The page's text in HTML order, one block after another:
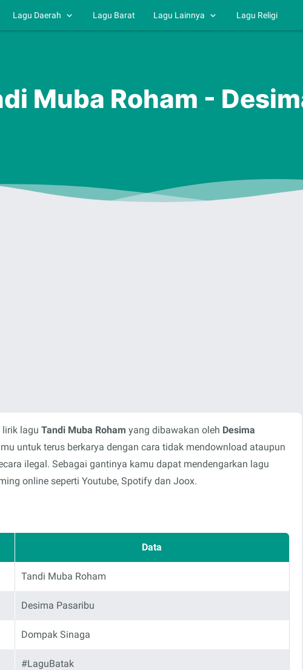
Lagu Daerah Lagu Barat Lagu Lainnya Lagu Religi
Muba Roham -
lirik lagu Tandi Muba Roham yang dibawakan oleh Desima
untuk terus berkarya dengan cara tidak mendownload ataupun
ilegal. Sebagai gantinya kamu dapat mendengarkan lagu
online seperti Youtube, Spotify dan Joox.
Data
Tandi Muba Roham
Desima Pasaribu
Dompak Sinaga
#LaguBatak